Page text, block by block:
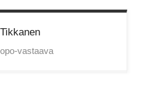
Tikkanen
vastaava